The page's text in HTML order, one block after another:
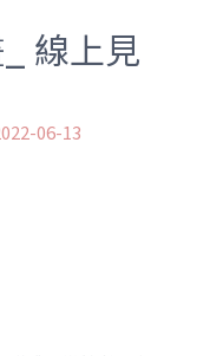
線上見
06-13